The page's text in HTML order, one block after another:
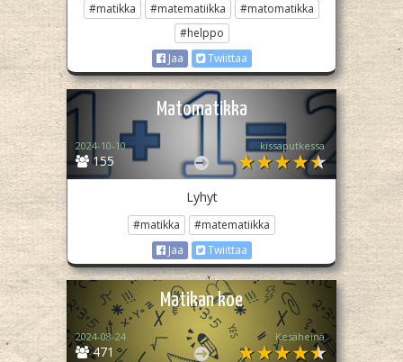
#matikka #matematiikka
#matomatikka
#helppo
Jaa
Twiittaa
Matomatikka
155
2024-10-10 kissaputkessa
Lyhyt
#matikka
#matematiikka
Jaa
Twiittaa
Matikan koe
471
2024-08-24 Kesäheinä